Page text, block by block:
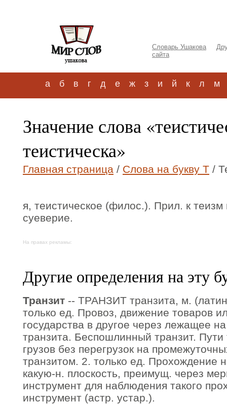
Словарь Ушакова
сайта
а б в г д е ж з и й к л м
Значение слова
теистическа»
Главная страница / Слова на букву Т /
я, теистическое (филос.). Прил. к теизм
суеверие.
На правах рекламы:
Другие определения на эту
Транзит -- ТРАНЗИТ транзита, м.
только ед. Провоз, движение товаров
государства в другое через лежащее
транзита. Беспошлинный транзит. Пути
грузов без перегрузок на
транзитом. 2. только ед. Прохождение
какую-н. плоскость, преимущ. через
инструмент для наблюдения такого
инструмент (астр. устар.).